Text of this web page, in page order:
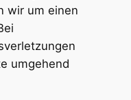
wir um einen
umgehend